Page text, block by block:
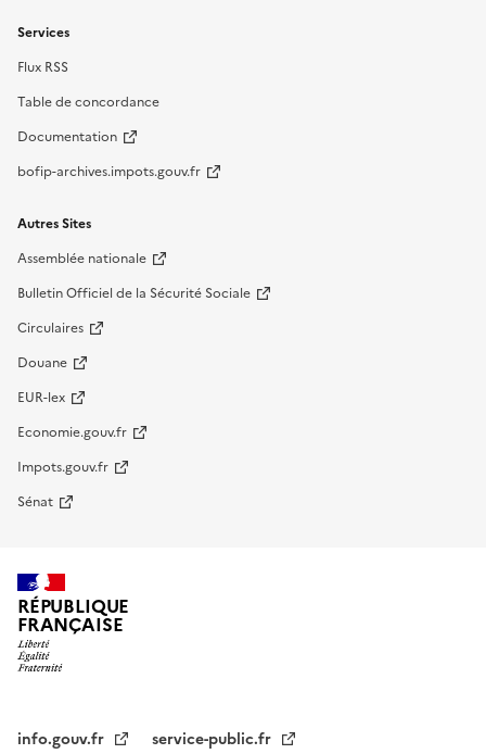
Services
Flux RSS
Table de concordance
Documentation
bofip-archives.impots.gouv.fr
Autres Sites
Assemblée nationale
Bulletin Officiel de la Sécurité Sociale
Circulaires
Douane
EUR-lex
Economie.gouv.fr
Impots.gouv.fr
Sénat
RÉPUBLIQUE
FRANÇAISE
info.gouv.fr service-public.fr